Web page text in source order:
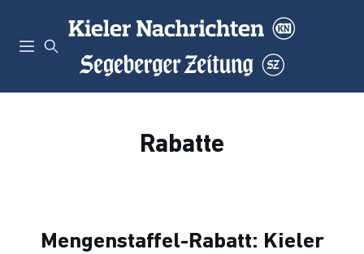
Rabatte
Mengenstaffel-Rabatt: Kieler